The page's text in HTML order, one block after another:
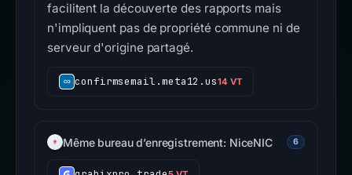
facilitent la découverte des rapports mais
n'impliquent pas de propriété commune ni de
serveur d'origine partagé.
confirmsemail.meta12.us14 VT
Même bureau d’enregistrement: NiceNIC 6